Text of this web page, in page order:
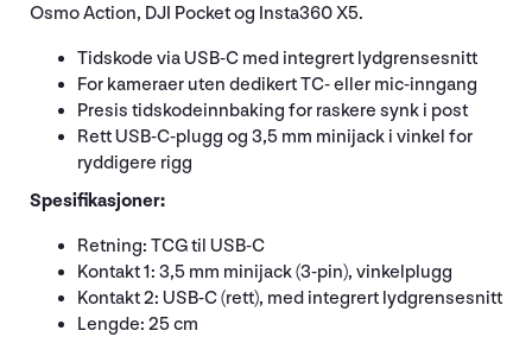
Osmo Action, DJI Pocket og Insta360 X5.
Tidskode via USB-C med integrert lydgrensesnitt
For kameraer uten dedikert TC- eller mic-inngang
Presis tidskodeinnbaking for raskere synk i post
Rett USB-C-plugg og 3,5 mm minijack i vinkel for
ryddigere rigg
Spesifikasjoner:
Retning: TCG til USB-C
Kontakt 1: 3,5 mm minijack (3-pin), vinkelplugg
Kontakt 2: USB-C (rett), med integrert lydgrensesnitt
Lengde: 25 cm